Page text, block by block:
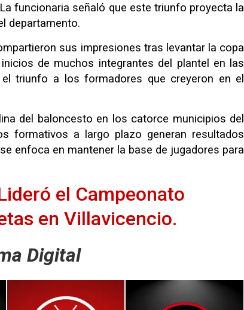
funcionaria señaló que este triunfo proyecta la
departamento.
sus impresiones tras levantar la copa
de muchos integrantes del plantel en las
triunfo a los formadores que creyeron en el
del baloncesto en los catorce municipios del
formativos a largo plazo generan resultados
enfoca en mantener la base de jugadores para
el Campeonato
en Villavicencio.
Digital